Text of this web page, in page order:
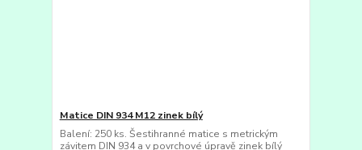
Matice DIN 934 M12 zinek bílý
Balení: 250 ks. Šestihranné matice s metrickým
závitem DIN 934 a v povrchové úpravě zinek bílý